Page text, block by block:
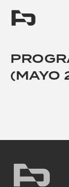
(MAYO